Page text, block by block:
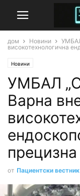
дом Новини
високотехнологична
Новини
УМБАЛ
Варна
от Пациентски вестник